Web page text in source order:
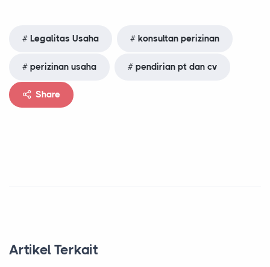
Legalitas Usaha konsultan perizinan
perizinan usaha pendirian pt dan cv
Share
Artikel Terkait